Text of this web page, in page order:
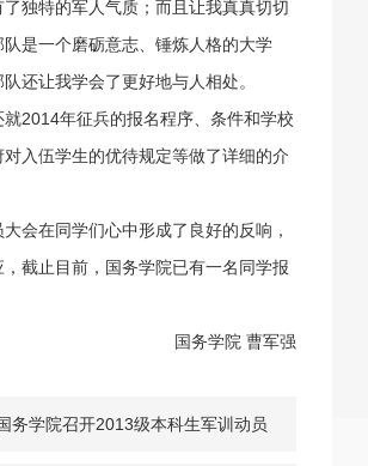
独特的军人气质；而且让我真真切切
是一个磨砺意志、锤炼人格的大学
还让我学会了更好地与人相处。
就2014年征兵的报名程序、条件和学校
对入伍学生的优待规定等做了详细的介
大会在同学们心中形成了良好的反响，
，截止目前，国务学院已有一名同学报
国务学院 曹军强
务学院召开2013级本科生军训动员